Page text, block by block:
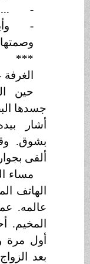
وصمتها
***
الغرفة
حين
جسدها
أشار
بشوق.
ألقى
مساء
الهاتف
عالمه.
المخيم.
أول مرة
بعد